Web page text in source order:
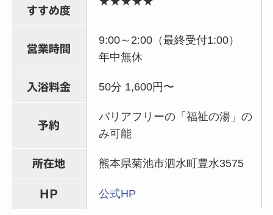
すすめ度
営業時間
9:00～2:00（最終受付1:00）
年中無休
入浴料金 50分 1,600円〜
予約
バリアフリーの「福祉の湯」の
み可能
所在地 熊本県菊池市泗水町豊水3575
HP 公式HP